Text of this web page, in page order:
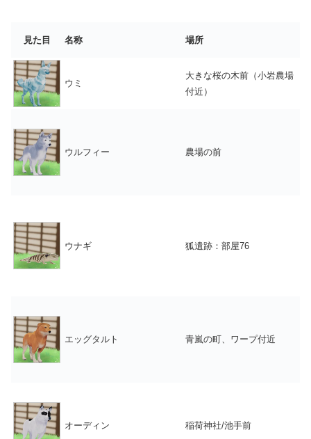
見た目 名称 場所
ウミ
大きな桜の木前（小岩農場
付近）
ウルフィー 農場の前
ウナギ 狐遺跡：部屋76
エッグタルト 青嵐の町、ワープ付近
オーディン 稲荷神社/池手前